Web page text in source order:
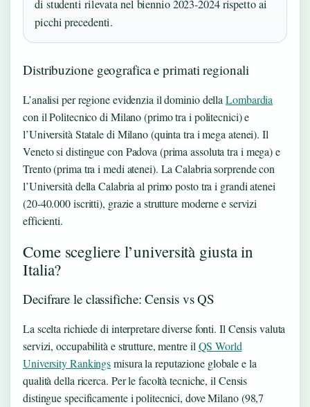
di studenti rilevata nel biennio 2023-2024 rispetto ai
picchi precedenti.
Distribuzione geografica e primati regionali
L’analisi per regione evidenzia il dominio dellaLombardia
con il Politecnico di Milano (primo tra i politecnici) e
l’Università Statale di Milano (quinta tra i mega atenei). Il
Veneto si distingue con Padova (prima assoluta tra i mega) e
Trento (prima tra i medi atenei). La Calabria sorprende con
l’Università della Calabria al primo posto tra i grandi atenei
(20-40.000 iscritti), grazie a strutture moderne e servizi
efficienti.
Come scegliere l’università giusta in
Italia?
Decifrare le classifiche: Censis vs QS
La scelta richiede di interpretare diverse fonti. Il Censis valuta
servizi, occupabilità e strutture, mentre il QS World
University Rankingsmisura la reputazione globale e la
qualità della ricerca. Per le facoltà tecniche, il Censis
distingue specificamente i politecnici, dove Milano (98,7